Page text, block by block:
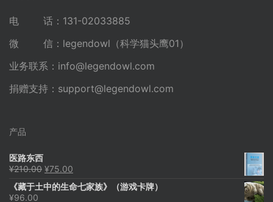
电 话：131-02033885
微 信：legendowl（科学猫头鹰01）
业务联系： info@legendowl.com
捐赠支持： support@legendowl.com
产品
医路东西
¥210.00 原
为：
¥75.00
价
《藏于土中的生命七家族》（游戏卡牌）
¥96.00